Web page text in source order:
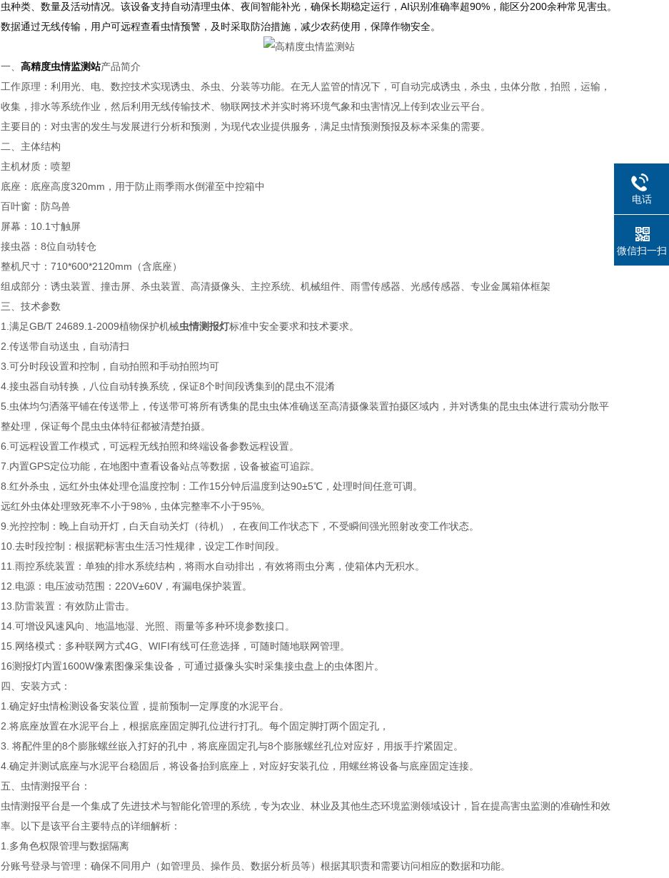
虫种类、数量及活动情况。该设备支持自动清理虫体、夜间智能补光，确保长期稳定运行，AI识别准确率超90%，能区分200余种常见害虫。
数据通过无线传输，用户可远程查看虫情预警，及时采取防治措施，减少农药使用，保障作物安全。
一、 高精度虫情监测站产品简介
工作原理：利用光、电、数控技术实现诱虫、杀虫、分装等功能。在无人监管的情况下，可自动完成诱虫，杀虫，虫体分散，拍照，运输，
收集，排水等系统作业，然后利用无线传输技术、物联网技术并实时将环境气象和虫害情况上传到农业云平台。
主要目的：对虫害的发生与发展进行分析和预测，为现代农业提供服务，满足虫情预测预报及标本采集的需要。
二、主体结构
主机材质：喷塑
底座：底座高度320mm，用于防止雨季雨水倒灌至中控箱中
百叶窗：防鸟兽
屏幕：10.1寸触屏
接虫器：8位自动转仓
整机尺寸：710*600*2120mm（含底座）
组成部分：诱虫装置、撞击屏、杀虫装置、高清摄像头、主控系统、机械组件、雨雪传感器、光感传感器、专业金属箱体框架
三、技术参数
1.满足GB/T 24689.1-2009植物保护机械虫情测报灯标准中安全要求和技术要求。
2.传送带自动送虫，自动清扫
3.可分时段设置和控制，自动拍照和手动拍照均可
4.接虫器自动转换，八位自动转换系统，保证8个时间段诱集到的昆虫不混淆
5.虫体均匀洒落平铺在传送带上，传送带可将所有诱集的昆虫虫体准确送至高清摄像装置拍摄区域内，并对诱集的昆虫虫体进行震动分散平
整处理，保证每个昆虫虫体特征都被清楚拍摄。
6.可远程设置工作模式，可远程无线拍照和终端设备参数远程设置。
7.内置GPS定位功能，在地图中查看设备站点等数据，设备被盗可追踪。
8.红外杀虫，远红外虫体处理仓温度控制：工作15分钟后温度到达90±5℃，处理时间任意可调。
远红外虫体处理致死率不小于98%，虫体完整率不小于95%。
9.光控控制：晚上自动开灯，白天自动关灯（待机），在夜间工作状态下，不受瞬间强光照射改变工作状态。
10.去时段控制：根据靶标害虫生活习性规律，设定工作时间段。
11.雨控系统装置：单独的排水系统结构，将雨水自动排出，有效将雨虫分离，使箱体内无积水。
12.电源：电压波动范围：220V±60V，有漏电保护装置。
13.防雷装置：有效防止雷击。
14.可增设风速风向、地温地湿、光照、雨量等多种环境参数接口。
15.网络模式：多种联网方式4G、WIFI有线可任意选择，可随时随地联网管理。
16测报灯内置1600W像素图像采集设备，可通过摄像头实时采集接虫盘上的虫体图片。
四、安装方式：
1.确定好虫情检测设备安装位置，提前预制一定厚度的水泥平台。
2.将底座放置在水泥平台上，根据底座固定脚孔位进行打孔。每个固定脚打两个固定孔，
3. 将配件里的8个膨胀螺丝嵌入打好的孔中，将底座固定孔与8个膨胀螺丝孔位对应好，用扳手拧紧固定。
4.确定并测试底座与水泥平台稳固后，将设备抬到底座上，对应好安装孔位，用螺丝将设备与底座固定连接。
五、虫情测报平台：
虫情测报平台是一个集成了先进技术与智能化管理的系统，专为农业、林业及其他生态环境监测领域设计，旨在提高害虫监测的准确性和效
率。以下是该平台主要特点的详细解析：
1.多角色权限管理与数据隔离
分账号登录与管理：确保不同用户（如管理员、操作员、数据分析员等）根据其职责和需要访问相应的数据和功能。
电话
微信扫一扫